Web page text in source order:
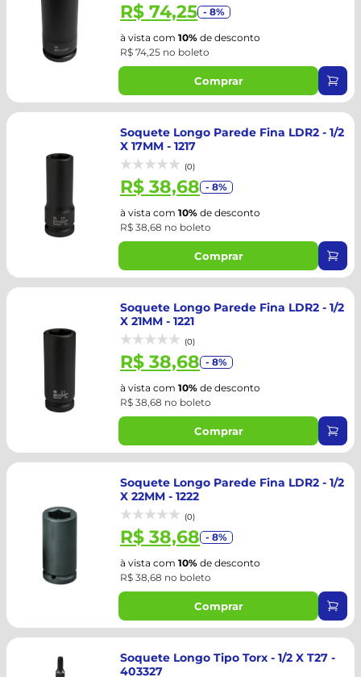
R$ 74,25 - 8%
à vista com 10% de desconto
R$ 74,25 no boleto
Comprar
Soquete Longo Parede Fina LDR2 - 1/2
X 17MM - 1217
(0)
R$ 38,68 - 8%
à vista com 10% de desconto
R$ 38,68 no boleto
Comprar
Soquete Longo Parede Fina LDR2 - 1/2
X 21MM - 1221
(0)
R$ 38,68 - 8%
à vista com 10% de desconto
R$ 38,68 no boleto
Comprar
Soquete Longo Parede Fina LDR2 - 1/2
X 22MM - 1222
(0)
R$ 38,68 - 8%
à vista com 10% de desconto
R$ 38,68 no boleto
Comprar
Soquete Longo Tipo Torx - 1/2 X T27 -
403327